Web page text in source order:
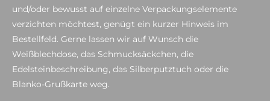
und/oder bewusst auf einzelne Verpackungselemente
verzichten möchtest, genügt ein kurzer Hinweis im
Bestellfeld. Gerne lassen wir auf Wunsch die
Weißblechdose, das Schmucksäckchen, die
Edelsteinbeschreibung, das Silberputztuch oder die
Blanko-Grußkarte weg.